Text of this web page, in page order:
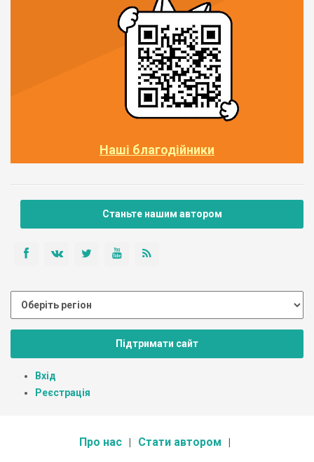
Наші благодійники
Станьте нашим автором
Підтримати сайт
Вхід
Реєстрація
Про нас Стати автором